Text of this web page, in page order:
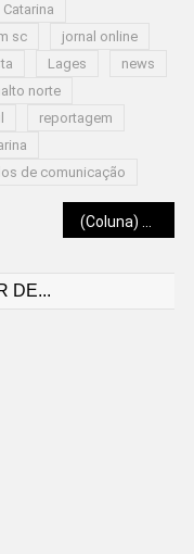
sc
jornal online
Lages
news
norte
reportagem
de comunicação
(Coluna) A SALVAÇÃO DA INSIGNIFICÂNCIA
DE...